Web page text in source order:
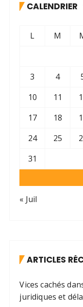
CALENDRIER
L M
3
4
10
11
17
18
24
25
31
« Juil
ARTICLES
Vices cachés
juridiques et